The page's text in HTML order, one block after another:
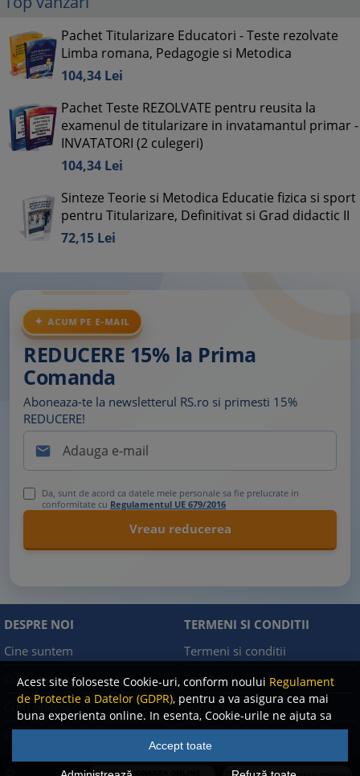
Acest site foloseste Cookie-uri, conform noului Regulament
de Protectie a Datelor (GDPR), pentru a va asigura cea mai
buna experienta online. In esenta, Cookie-urile ne ajuta sa
imbunatatim continutul de pe site, oferindu-va dvs.,
cititorul, o experienta online personalizata si mult mai
rapida. Ele sunt folosite doar de site-ul nostru si partenerii
Accept toate
Pachet Titularizare Educatori - Teste rezolvate
Limba romana, Pedagogie si Metodica
104,34 Lei
Pachet Teste REZOLVATE pentru reusita la
examenul de titularizare in invatamantul primar -
INVATATORI (2 culegeri)
104,34 Lei
Sinteze Teorie si Metodica Educatie fizica si sport
pentru Titularizare, Definitivat si Grad didactic II
72,15 Lei
ACUM PE E-MAIL
REDUCERE 15% la Prima
Comanda
Aboneaza-te la newsletterul RS.ro si primesti 15%
REDUCERE!

Da, sunt de acord ca datele mele personale sa fie prelucrate in
conformitate cu Regulamentul UE 679/2016
DESPRE NOI
Cine suntem
Cum comand?
Cum platesc?
TERMENI SI CONDITII
Termeni si conditii
Facebook
Contact